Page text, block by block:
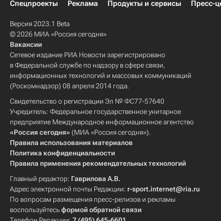
Спецпроекты
Реклама Продукты и сервисы Пресс-
Версия 2023.1 Beta
© 2026 МИА «Россия сегодня»
Вакансии
Сетевое издание РИА Новости зарегистрировано
в Федеральной службе по надзору в сфере связи,
информационных технологий и массовых коммуникаций
(Роскомнадзор) 08 апреля 2014 года.
Свидетельство о регистрации Эл № ФС77-57640
Учредитель: Федеральное государственное унитарное
предприятие Международное информационное агентство
«Россия сегодня» (МИА «Россия сегодня»).
Правила использования материалов
Политика конфиденциальности
Правила применения рекомендательных технологий
Главный редактор: Гаврилова А.В.
Адрес электронной почты Редакции: r-sport.internet@ria.ru
По вопросам размещения пресс-релизов и рекламы
воспользуйтесьформой обратной связи